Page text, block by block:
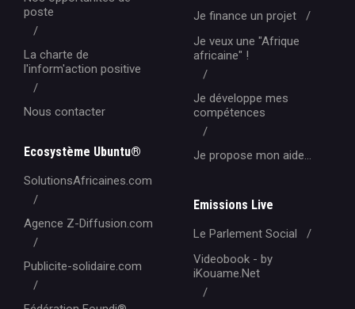
poste
La charte de
l'inform'action positive
Nous contacter
Ecosystème Ubuntu®
SolutionsAfricaines.com
Agence Z-Diffusion.com
Publicite-solidaire.com
Je finance un projet
Je veux une "Afrique
africaine" !
Je développe mes
compétences
Je propose mon aide...
Emissions Live
Le Parlement Social
Videobook - by
iKouame.Net